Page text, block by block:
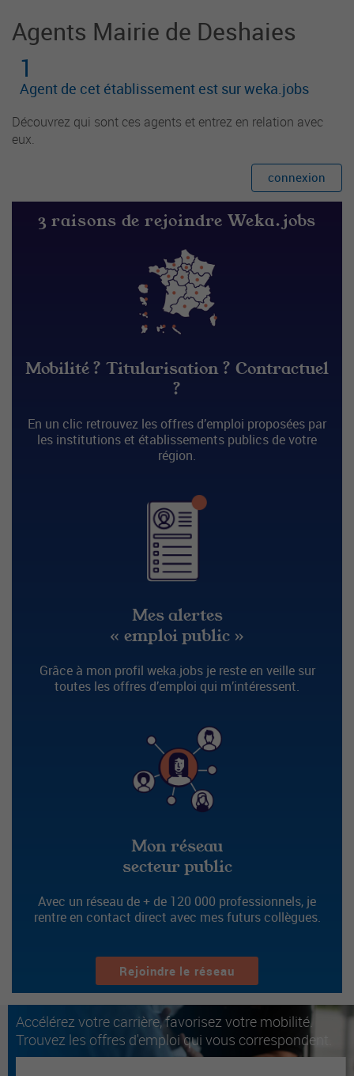
Agents Mairie de Deshaies
1
Agent de cet établissement est sur weka.jobs
Découvrez qui sont ces agents et entrez en relation avec
eux.
connexion
3 raisons de rejoindre Weka.jobs
Mobilité ? Titularisation ? Contractuel
?
En un clic retrouvez les offres d’emploi proposées par
les institutions et établissements publics de votre
région.
Mes alertes
« emploi public »
Grâce à mon profil weka.jobs je reste en veille sur
toutes les offres d’emploi qui m’intéressent.
Mon réseau
secteur public
Avec un réseau de + de 120 000 professionnels, je
rentre en contact direct avec mes futurs collègues.
Rejoindre le réseau
Accélérez votre carrière, favorisez votre mobilité.
Trouvez les offres d'emploi qui vous correspondent.